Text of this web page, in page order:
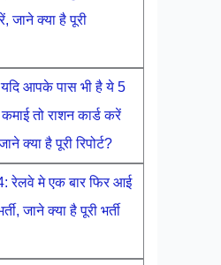
जाने क्या है पूरी
आपके पास भी है ये 5
तो राशन कार्ड करें
क्या है पूरी रिपोर्ट?
रेलवे मे एक बार फिर आई
जाने क्या है पूरी भर्ती